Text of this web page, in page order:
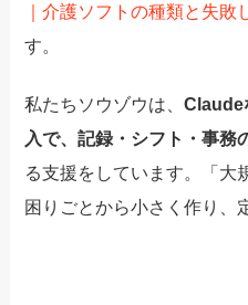
｜介護ソフトの種類と失敗
す。
私たちソウゾウは、Claude
入で、記録・シフト・事務
る支援をしています。「大
困りごとから小さく作り、